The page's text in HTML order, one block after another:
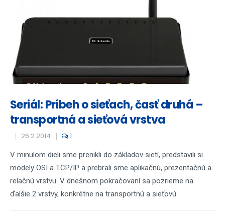
Seriál: Príbeh o sieťach, časť druhá –
transportná a sieťová vrstva
26.2.2014 1
V minulom dieli sme prenikli do základov sietí, predstavili si
modely OSI a TCP/IP a prebrali sme aplikačnú, prezentačnú a
relačnú vrstvu. V dnešnom pokračovaní sa pozrieme na
ďalšie 2 vrstvy, konkrétne na transportnú a sieťovú.